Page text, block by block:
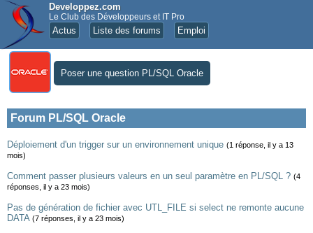
Developpez.com
Le Club des Développeurs et IT Pro
Actus Liste des forums Emploi
Poser une question PL/SQL Oracle
Forum PL/SQL Oracle
Déploiement d'un trigger sur un environnement unique (1 réponse, il y a 13
mois)
Comment passer plusieurs valeurs en un seul paramètre en PL/SQL ? (4
réponses, il y a 23 mois)
Pas de génération de fichier avec UTL_FILE si select ne remonte aucune
DATA (7 réponses, il y a 23 mois)